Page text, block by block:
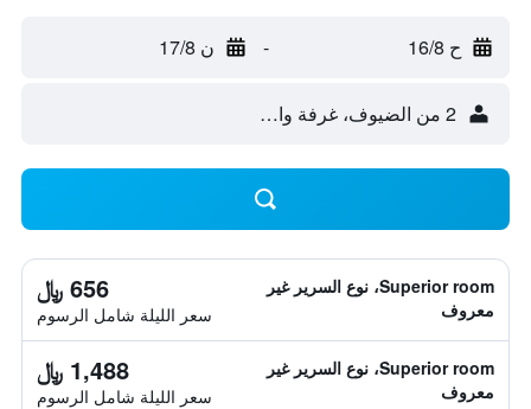
ح 16/8 - ن 17/8
2 من الضيوف، غرفة واحدة
Superior room، نوع السرير غير
معروف
656 ﷼
سعر الليلة شامل الرسوم
Superior room، نوع السرير غير
معروف
1,488 ﷼
سعر الليلة شامل الرسوم